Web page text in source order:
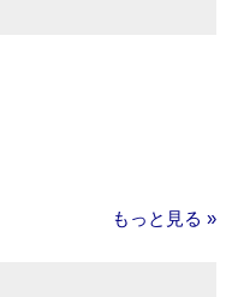
もっと見る »